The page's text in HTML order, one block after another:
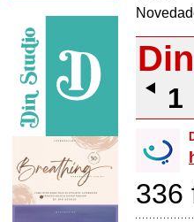
1
336